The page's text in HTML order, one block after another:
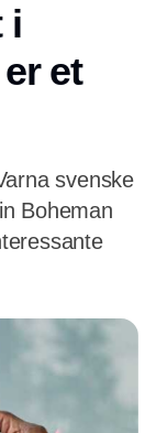
i
et
svenske
Boheman